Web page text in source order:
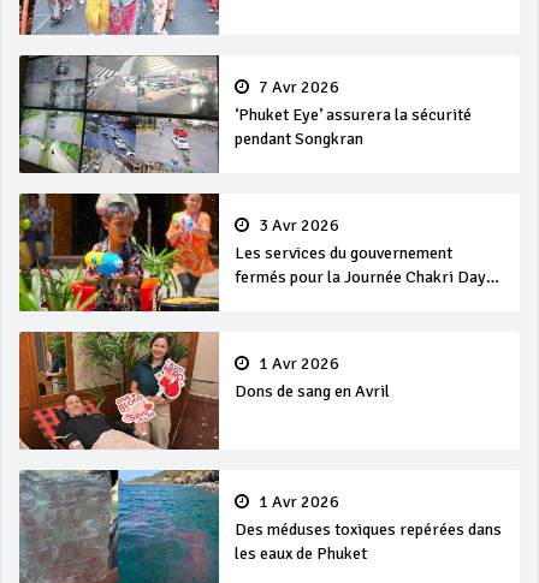
7 Avr 2026
‘Phuket Eye’ assurera la sécurité
pendant Songkran
3 Avr 2026
Les services du gouvernement
fermés pour la Journée Chakri Day
1 Avr 2026
Dons de sang en Avril
1 Avr 2026
Des méduses toxiques repérées dans
les eaux de Phuket